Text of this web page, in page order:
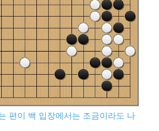
편이 백 입장에서는 조금이라도 나